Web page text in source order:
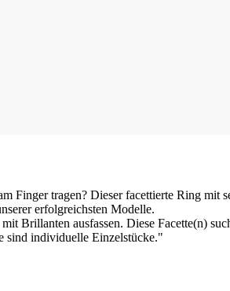
Finger tragen? Dieser facettierte Ring
erfolgreichsten Modelle.
Brillanten ausfassen. Diese Facette(n)
sind individuelle Einzelstücke."